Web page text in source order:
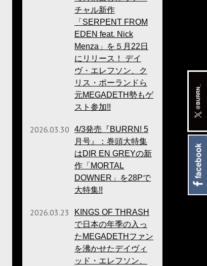
チャル新作
「SERPENT FROM
EDEN feat. Nick
Menza」を５月22日
にリリース！ デイ
ヴ・エレフソン、ク
リス・ポーランドら
元MEGADETH勢もゲ
スト参加!!
2026.03.30
4/3発売『BURRN! 5
月号』：巻頭大特集
はDIR EN GREYの新
作「MORTAL
DOWNER」を28Pで
大特集!!
2026.03.23
KINGS OF THRASH
で日本の年季の入っ
たMEGADETHファン
を沸かせたデイヴィ
ッド・エレフソン、